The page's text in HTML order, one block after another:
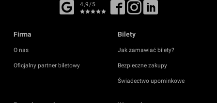
4,9/5
Firma
O nas
Oficjalny partner biletowy
Bilety
Jak zamawiać bilety?
Bezpieczne zakupy
Świadectwo upominkowe